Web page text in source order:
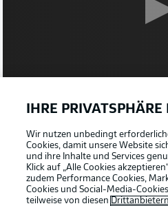
So lief das letzte
Herzlich
Hier findest du die
1. FSV Mainz 05 gegen VfL
Spieltag der Saison 2021/
IHRE
Wir nutzen unbedingt
Cookies, damit unsere Website
und ihre Inhalte und Services
Klick auf „Alle Cookies
zudem Performance Cookies,
Cookies und Social-Media-
teilweise von diesen Drittanbietern